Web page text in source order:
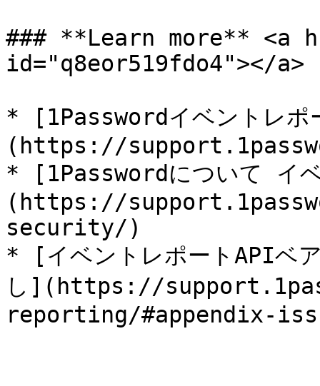
### **Learn more** <a
id="q8eor519fdo4"></a>
* [1Passwordイベントレポ
(https://
* [1Passwordについて イ
(https://
security/)
* [イベントレポートAPIベ
し](https://